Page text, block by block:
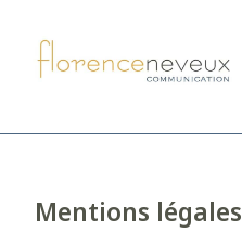
Mentions légales